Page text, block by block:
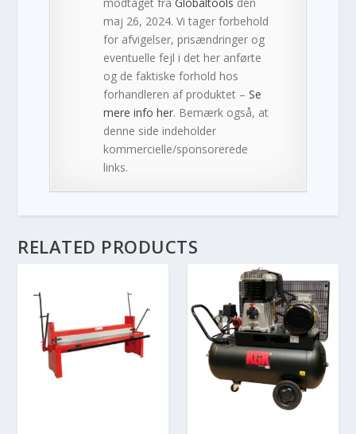
maj 26, 2024. Vi tager forbehold
for afvigelser, prisændringer og
eventuelle fejl i det her anførte
og de faktiske forhold hos
forhandleren af produktet –Se
mere info her. Bemærk også, at
denne side indeholder
kommercielle/sponsorerede
links.
RELATED PRODUCTS